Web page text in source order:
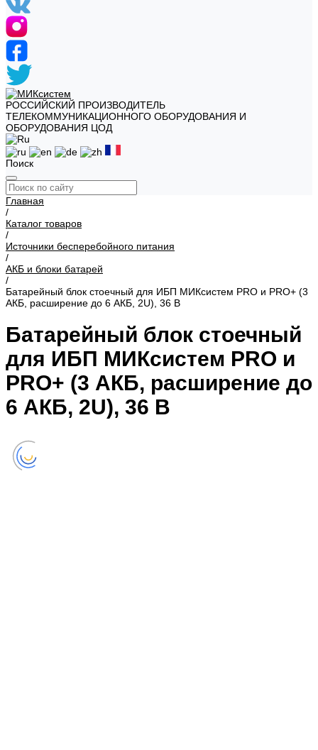
РОССИЙСКИЙ ПРОИЗВОДИТЕЛЬ
ТЕЛЕКОММУНИКАЦИОННОГО ОБОРУДОВАНИЯ И
ОБОРУДОВАНИЯ ЦОД
Поиск
Главная
/
Каталог товаров
/
Источники бесперебойного питания
/
АКБ и блоки батарей
/
Батарейный блок стоечный для ИБП МИКсистем PRO и PRO+ (3
АКБ, расширение до 6 АКБ, 2U), 36 В
Батарейный блок стоечный
для ИБП МИКсистем PRO и
PRO+ (3 АКБ, расширение до
6 АКБ, 2U), 36 В